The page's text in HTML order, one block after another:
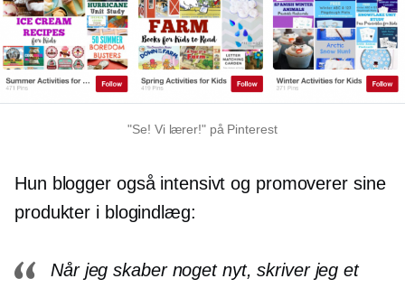
"Se! Vi lærer!" på Pinterest
Hun blogger også intensivt og promoverer sine
produkter i blogindlæg:
Når jeg skaber noget nyt, skriver jeg et